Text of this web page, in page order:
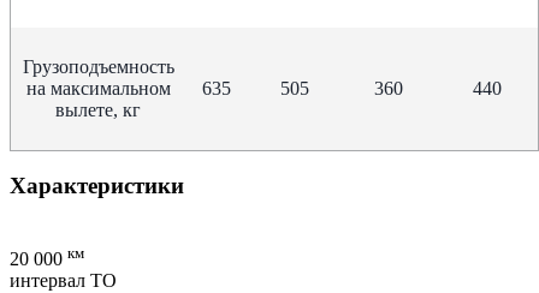
Грузоподъемность
на максимальном
вылете, кг
635 505 360 440
Характеристики
20 000 км
интервал ТО